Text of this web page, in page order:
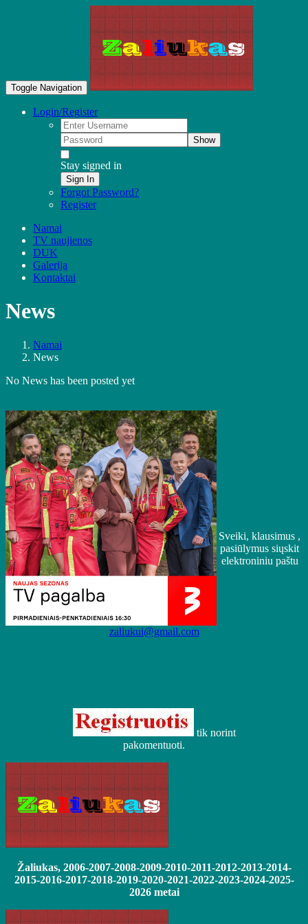
Toggle Navigation
Login/Register
Show
Stay signed in
Sign In
Forgot Password?
Register
Namai
TV naujienos
DUK
Galerija
Kontaktai
News
Namai
News
No News has been posted yet
Sveiki, klausimus ,
pasiūlymus siųskit
elektroniniu paštu
zaliukui@gmail.com
tik norint
pakomentuoti.
Žaliukas, 2006-2007-2008-2009-2010-2011-2012-2013-2014-
2015-2016-2017-2018-2019-2020-2021-2022-2023-2024-2025-
2026 metai